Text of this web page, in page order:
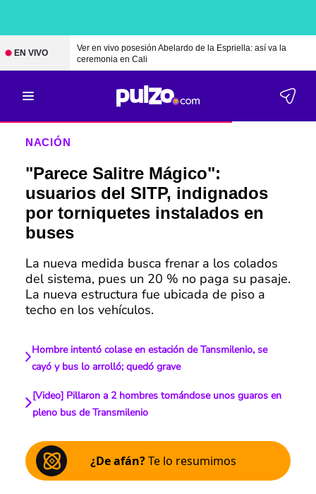
EN VIVO
Ver en vivo posesión Abelardo de la Espriella: así va la
ceremonia en Cali
NACIÓN
"Parece Salitre Mágico":
usuarios del SITP, indignados
por torniquetes instalados en
buses
La nueva medida busca frenar a los colados
del sistema, pues un 20 % no paga su pasaje.
La nueva estructura fue ubicada de piso a
techo en los vehículos.
Hombre intentó colase en estación de Tansmilenio, se
cayó y bus lo arrolló; quedó grave
[Video] Pillaron a 2 hombres tomándose unos guaros en
pleno bus de Transmilenio
¿De afán?Te lo resumimos